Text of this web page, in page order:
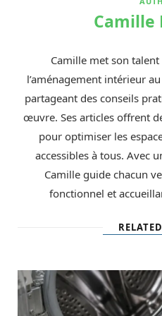
Camille
Camille met son
l’aménagement intérieur
partageant des conseils
œuvre. Ses articles offrent
pour optimiser les
accessibles à tous. Avec
Camille guide chacun
fonctionnel et